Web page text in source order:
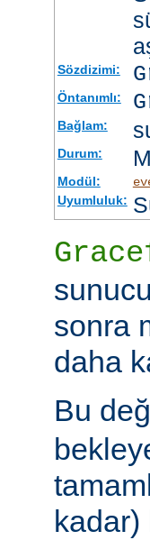
Sözdizimi:
Öntanımlı:
Bağlam:
Durum:
Modül:
Uyumluluk:
sonra
daha
Bu